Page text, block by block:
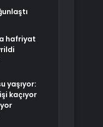
hafriyat
yaşıyor:
kaçıyor